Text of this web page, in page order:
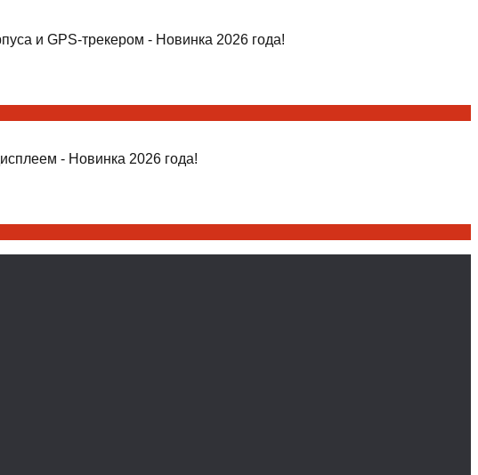
и GPS-трекером - Новинка 2026 года!
- Новинка 2026 года!